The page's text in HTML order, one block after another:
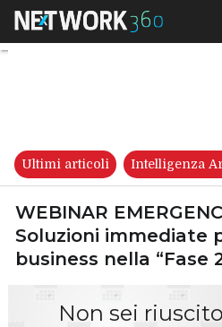
Ultimi articoli Intelligenza
WEBINAR
Soluzioni immediate
business nella “Fase
Non sei